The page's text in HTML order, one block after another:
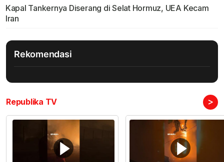
Kapal Tankernya Diserang di Selat Hormuz, UEA Kecam
Iran
Rekomendasi
Republika TV >